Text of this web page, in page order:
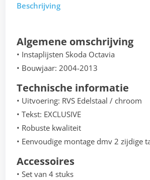
Beschrijving
Algemene omschrijving
• Instaplijsten Skoda Octavia
• Bouwjaar: 2004-2013
Technische informatie
• Uitvoering: RVS Edelstaal / chroom
• Tekst: EXCLUSIVE
• Robuste kwaliteit
• Eenvoudige montage dmv 2 zijdige
Accessoires
• Set van 4 stuks